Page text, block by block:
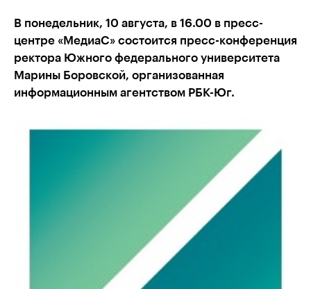
В понедельник, 10 августа, в 16.00 в пресс-
центре «МедиаС» состоится пресс-конференция
ректора Южного федерального университета
Марины Боровской, организованная
информационным агентством РБК-Юг.